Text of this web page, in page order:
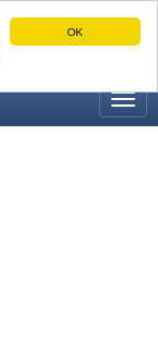
OK